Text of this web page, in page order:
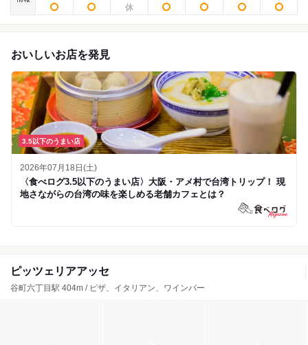
おいしいお店を発見
3.5以下のうまい店
2026年07月18日(土)
〈食べログ3.5以下のうまい店〉大阪・アメ村で台湾トリップ！ 現
地さながらの台湾の味を楽しめる老舗カフェとは？
ピッツェリアアッセ
谷町六丁目駅 404m / ピザ、イタリアン、ワインバー